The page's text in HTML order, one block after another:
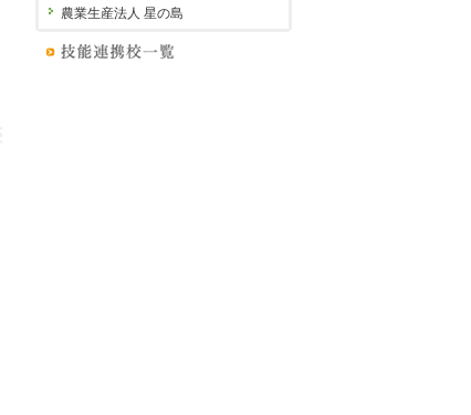
農業生産法人 星の島